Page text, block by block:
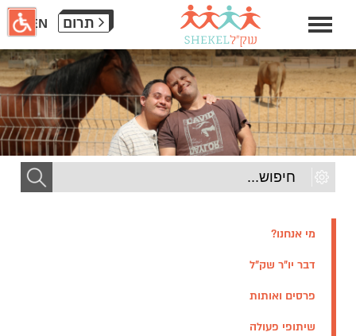
דף
אינטרנט,
לחץ
אנטר
כדי
לעבור
לאזור
תרום EN
מי אנחנו?
דבר יו״ר שק״ל
פרסים ואותות
שיתופי פעולה